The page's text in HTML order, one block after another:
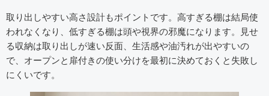
取り出しやすい高さ設計もポイントです。高すぎる棚は結局使
われなくなり、低すぎる棚は頭や視界の邪魔になります。見せ
る収納は取り出しが速い反面、生活感や油汚れが出やすいの
で、オープンと扉付きの使い分けを最初に決めておくと失敗し
にくいです。